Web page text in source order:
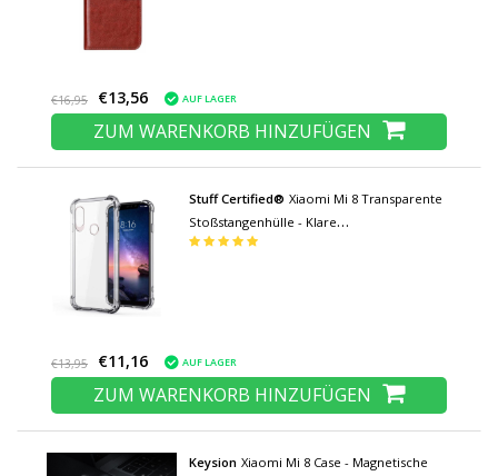
€16,95 €13,56 AUF LAGER
ZUM WARENKORB HINZUFÜGEN
Stuff Certified® Xiaomi Mi 8 Transparente
Stoßstangenhülle - Klare
Gehäuseabdeckung Silikon TPU Anti-
€13,95 €11,16 AUF LAGER
ZUM WARENKORB HINZUFÜGEN
Keysion Xiaomi Mi 8 Case - Magnetische